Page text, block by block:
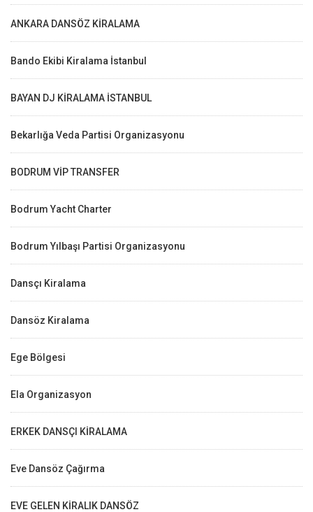
ANKARA DANSÖZ KİRALAMA
Bando Ekibi Kiralama İstanbul
BAYAN DJ KİRALAMA İSTANBUL
Bekarlığa Veda Partisi Organizasyonu
BODRUM VİP TRANSFER
Bodrum Yacht Charter
Bodrum Yılbaşı Partisi Organizasyonu
Dansçı Kiralama
Dansöz Kiralama
Ege Bölgesi
Ela Organizasyon
ERKEK DANSÇI KİRALAMA
Eve Dansöz Çağırma
EVE GELEN KİRALIK DANSÖZ